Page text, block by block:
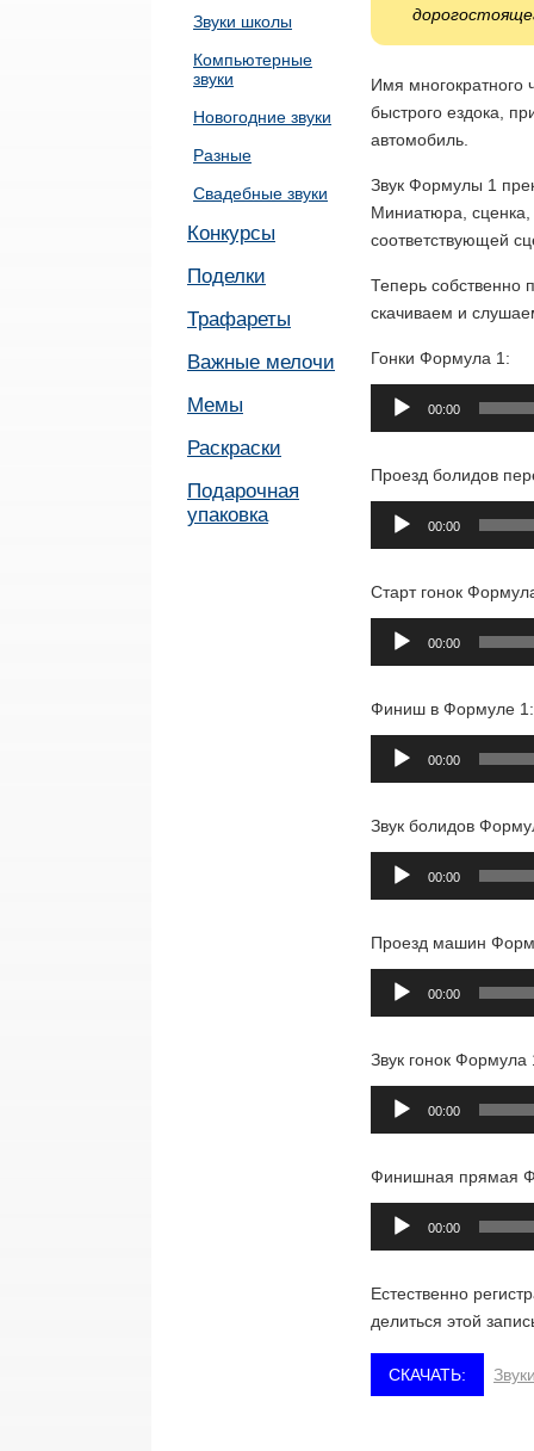
Звуки школы
Компьютерные
звуки
Новогодние звуки
Разные
Свадебные звуки
Конкурсы
Поделки
Трафареты
Важные мелочи
Мемы
Раскраски
Подарочная
упаковка
Имя
быстрого ездока,
автомобиль.
Звук Формулы 1
Миниатюра, сценка,
соответствующей
Теперь
скачиваем и
Гонки Формула 1:
Аудиоплеер
00:00
Проезд болидов
Аудиоплеер
00:00
Старт гонок
Аудиоплеер
00:00
Финиш в Формуле 1:
Аудиоплеер
00:00
Звук болидов
Аудиоплеер
00:00
Проезд машин
Аудиоплеер
00:00
Звук гонок Формула
Аудиоплеер
00:00
Финишная прямая
Аудиоплеер
00:00
Естественно
делиться этой